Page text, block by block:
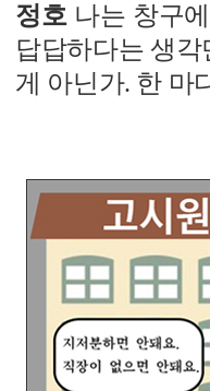
정호 나는 창구
답답하다는 생
게 아닌가. 한 마